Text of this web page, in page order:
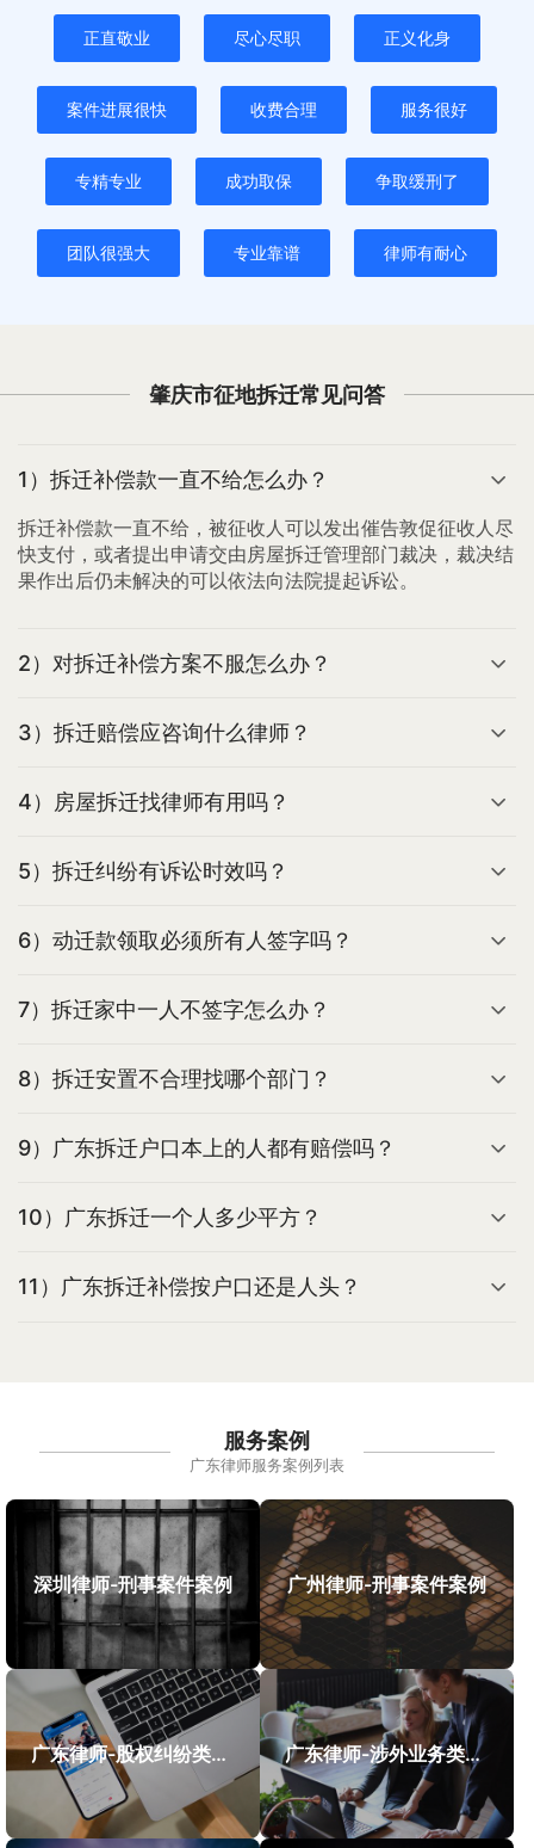
正直敬业 尽心尽职 正义化身
案件进展很快 收费合理 服务很好
专精专业 成功取保 争取缓刑了
团队很强大 专业靠谱 律师有耐心
肇庆市征地拆迁常见问答
1）拆迁补偿款一直不给怎么办？
拆迁补偿款一直不给，被征收人可以发出催告敦促征收人尽
快支付，或者提出申请交由房屋拆迁管理部门裁决，裁决结
果作出后仍未解决的可以依法向法院提起诉讼。
2）对拆迁补偿方案不服怎么办？
3）拆迁赔偿应咨询什么律师？
4）房屋拆迁找律师有用吗？
5）拆迁纠纷有诉讼时效吗？
6）动迁款领取必须所有人签字吗？
7）拆迁家中一人不签字怎么办？
8）拆迁安置不合理找哪个部门？
9）广东拆迁户口本上的人都有赔偿吗？
10）广东拆迁一个人多少平方？
11）广东拆迁补偿按户口还是人头？
服务案例
广东律师服务案例列表
深圳律师-刑事案件案例 广州律师-刑事案件案例
广东律师-股权纠纷类案件案例 广东律师-涉外业务类案件案例